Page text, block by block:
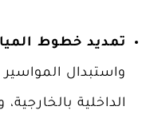
تمديد خطوط
واستبدال
الداخلية